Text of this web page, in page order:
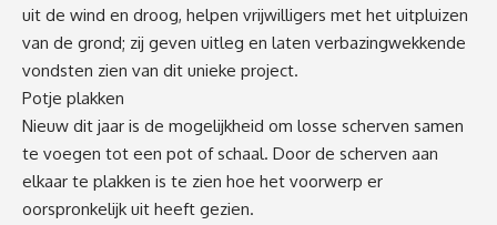
uit de wind en droog, helpen vrijwilligers met het uitpluizen
van de grond; zij geven uitleg en laten verbazingwekkende
vondsten zien van dit unieke project.
Potje plakken
Nieuw dit jaar is de mogelijkheid om losse scherven samen
te voegen tot een pot of schaal. Door de scherven aan
elkaar te plakken is te zien hoe het voorwerp er
oorspronkelijk uit heeft gezien.